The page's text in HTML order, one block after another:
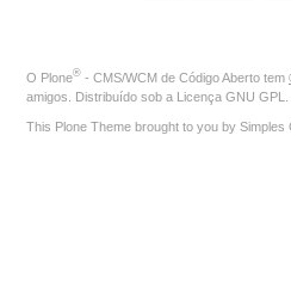
O Plone® - CMS/WCM de Código Aberto tem
amigos. Distribuído sob a Licença GNU GPL
This Plone Theme brought to you by Simples